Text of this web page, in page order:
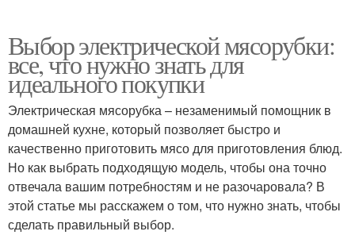
Выбор электрической мясорубки:
все, что нужно знать для
идеального покупки
Электрическая мясорубка – незаменимый помощник в
домашней кухне, который позволяет быстро и
качественно приготовить мясо для приготовления блюд.
Но как выбрать подходящую модель, чтобы она точно
отвечала вашим потребностям и не разочаровала? В
этой статье мы расскажем о том, что нужно знать, чтобы
сделать правильный выбор.